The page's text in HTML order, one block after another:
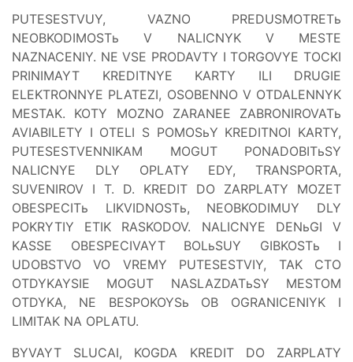
PUTESESTVUY, VAZNO PREDUSMOTRETь
NEOBKODIMOSTь V NALICNYK V MESTE
NAZNACENIY. NE VSE PRODAVTY I TORGOVYE TOCKI
PRINIMAYT KREDITNYE KARTY ILI DRUGIE
ELEKTRONNYE PLATEZI, OSOBENNO V OTDALENNYK
MESTAK. KOTY MOZNO ZARANEE ZABRONIROVATь
AVIABILETY I OTELI S POMOSьY KREDITNOI KARTY,
PUTESESTVENNIKAM MOGUT PONADOBITьSY
NALICNYE DLY OPLATY EDY, TRANSPORTA,
SUVENIROV I T. D. KREDIT DO ZARPLATY MOZET
OBESPECITь LIKVIDNOSTь, NEOBKODIMUY DLY
POKRYTIY ETIK RASKODOV. NALICNYE DENьGI V
KASSE OBESPECIVAYT BOLьSUY GIBKOSTь I
UDOBSTVO VO VREMY PUTESESTVIY, TAK CTO
OTDYKAYSIE MOGUT NASLAZDATьSY MESTOM
OTDYKA, NE BESPOKOYSь OB OGRANICENIYK I
LIMITAK NA OPLATU.
BYVAYT SLUCAI, KOGDA KREDIT DO ZARPLATY